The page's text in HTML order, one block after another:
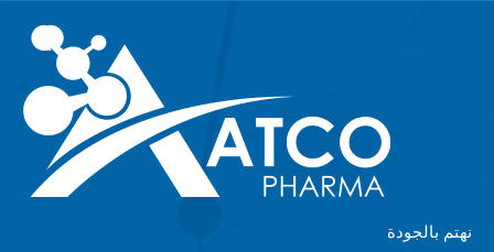
نهتم بالجودة